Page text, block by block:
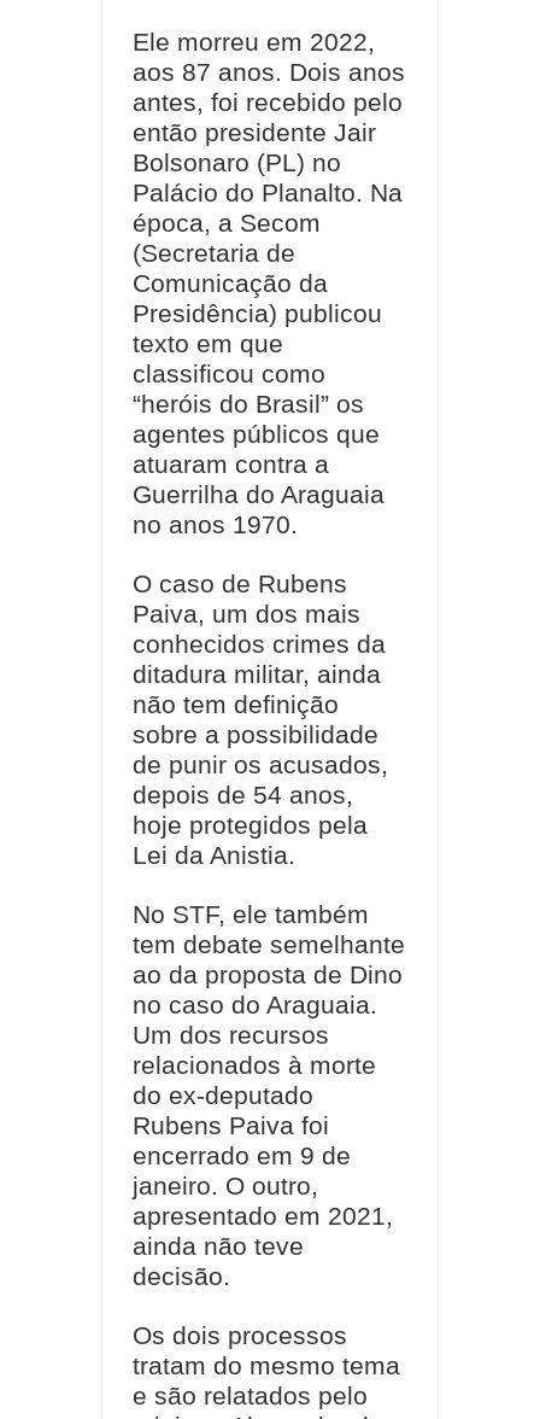
Ele morreu em 2022,
aos 87 anos. Dois anos
antes, foi recebido pelo
então presidente Jair
Bolsonaro (PL) no
Palácio do Planalto. Na
época, a Secom
(Secretaria de
Comunicação da
Presidência) publicou
texto em que
classificou como
“heróis do Brasil” os
agentes públicos que
atuaram contra a
Guerrilha do Araguaia
no anos 1970.
O caso de Rubens
Paiva, um dos mais
conhecidos crimes da
ditadura militar, ainda
não tem definição
sobre a possibilidade
de punir os acusados,
depois de 54 anos,
hoje protegidos pela
Lei da Anistia.
No STF, ele também
tem debate semelhante
ao da proposta de Dino
no caso do Araguaia.
Um dos recursos
relacionados à morte
do ex-deputado
Rubens Paiva foi
encerrado em 9 de
janeiro. O outro,
apresentado em 2021,
ainda não teve
decisão.
Os dois processos
tratam do mesmo tema
e são relatados pelo